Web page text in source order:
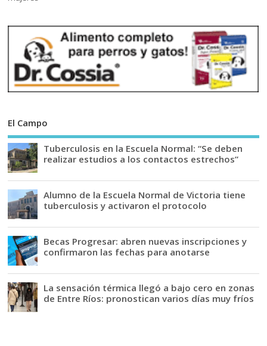
El Campo
Tuberculosis en la Escuela Normal: “Se deben
realizar estudios a los contactos estrechos”
Alumno de la Escuela Normal de Victoria tiene
tuberculosis y activaron el protocolo
Becas Progresar: abren nuevas inscripciones y
confirmaron las fechas para anotarse
La sensación térmica llegó a bajo cero en zonas
de Entre Ríos: pronostican varios días muy fríos